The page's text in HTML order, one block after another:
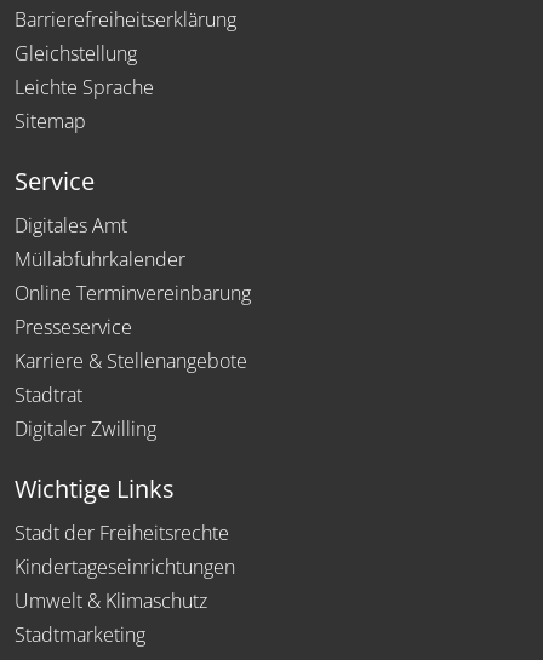
Barrierefreiheitserklärung
Gleichstellung
Leichte Sprache
Sitemap
Service
Digitales Amt
Müllabfuhrkalender
Online Terminvereinbarung
Presseservice
Karriere & Stellenangebote
Stadtrat
Digitaler Zwilling
Wichtige Links
Stadt der Freiheitsrechte
Kindertageseinrichtungen
Umwelt & Klimaschutz
Stadtmarketing